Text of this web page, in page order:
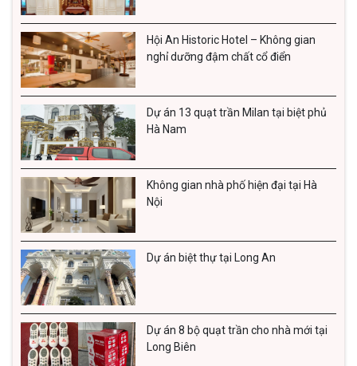
Hội An Historic Hotel – Không gian
nghỉ dưỡng đậm chất cổ điển
Dự án 13 quạt trần Milan tại biệt phủ
Hà Nam
Không gian nhà phố hiện đại tại Hà
Nội
Dự án biệt thự tại Long An
Dự án 8 bộ quạt trần cho nhà mới tại
Long Biên